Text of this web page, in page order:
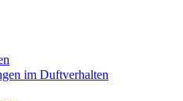
im Duftverhalten